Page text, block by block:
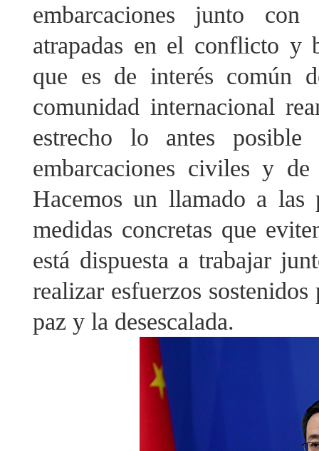
embarcaciones junto con
atrapadas en el conflicto y
que es de interés común
comunidad internacional
estrecho lo antes
embarcaciones civiles y
Hacemos un llamado a las
medidas concretas que
está dispuesta a trabajar
realizar esfuerzos
paz y la desescalada.